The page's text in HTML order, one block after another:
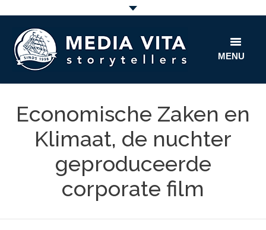
MENU
film
fun
Economische Zaken en
Klimaat, de nuchter
geproduceerde
corporate film